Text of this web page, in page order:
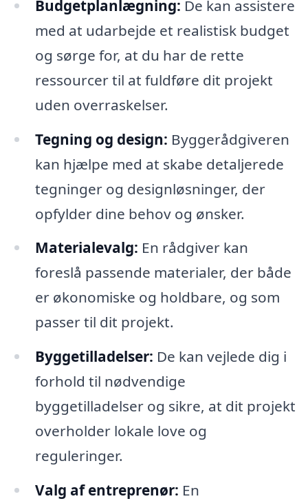
Budgetplanlægning: De kan assistere
med at udarbejde et realistisk budget
og sørge for, at du har de rette
ressourcer til at fuldføre dit projekt
uden overraskelser.
Tegning og design: Byggerådgiveren
kan hjælpe med at skabe detaljerede
tegninger og designløsninger, der
opfylder dine behov og ønsker.
Materialevalg: En rådgiver kan
foreslå passende materialer, der både
er økonomiske og holdbare, og som
passer til dit projekt.
Byggetilladelser: De kan vejlede dig i
forhold til nødvendige
byggetilladelser og sikre, at dit projekt
overholder lokale love og
reguleringer.
Valg af entreprenør: En